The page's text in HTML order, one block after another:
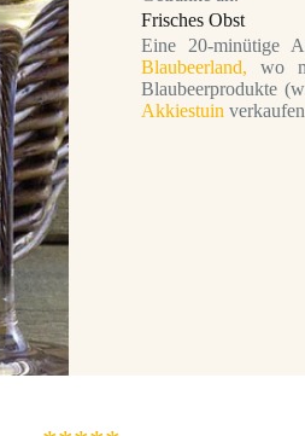
Frisches Obst
Eine 20-minütige
Blaubeerland, wo
Blaubeerprodukte
Akkiestuin